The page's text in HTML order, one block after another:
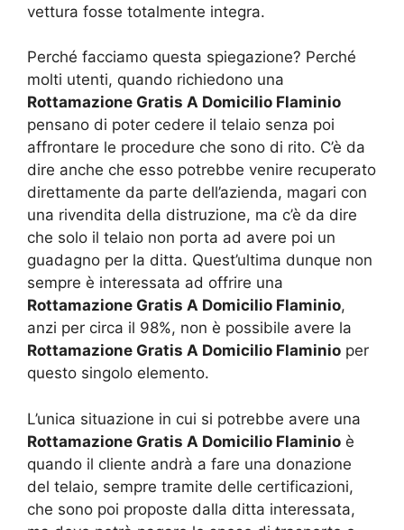
vettura fosse totalmente integra.
Perché facciamo questa spiegazione? Perché
molti utenti, quando richiedono una
Rottamazione Gratis A Domicilio Flaminio
pensano di poter cedere il telaio senza poi
affrontare le procedure che sono di rito. C’è da
dire anche che esso potrebbe venire recuperato
direttamente da parte dell’azienda, magari con
una rivendita della distruzione, ma c’è da dire
che solo il telaio non porta ad avere poi un
guadagno per la ditta. Quest’ultima dunque non
sempre è interessata ad offrire una
Rottamazione Gratis A Domicilio Flaminio,
anzi per circa il 98%, non è possibile avere la
Rottamazione Gratis A Domicilio Flaminio per
questo singolo elemento.
L’unica situazione in cui si potrebbe avere una
Rottamazione Gratis A Domicilio Flaminio è
quando il cliente andrà a fare una donazione
del telaio, sempre tramite delle certificazioni,
che sono poi proposte dalla ditta interessata,